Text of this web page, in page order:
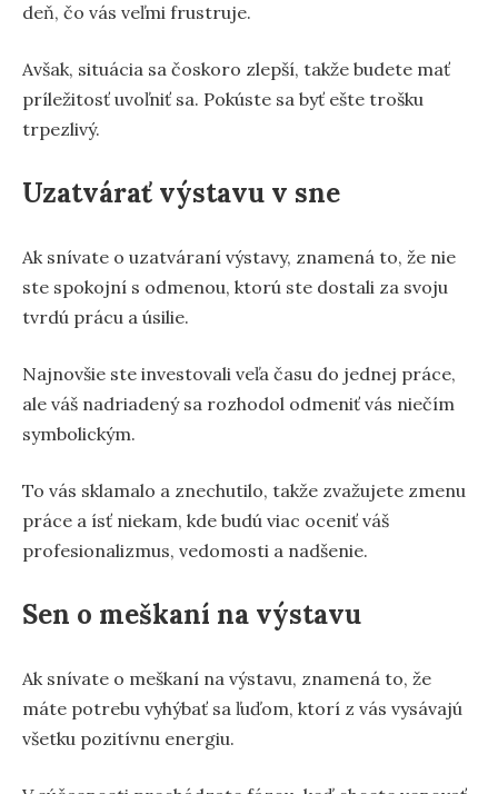
deň, čo vás veľmi frustruje.
Avšak, situácia sa čoskoro zlepší, takže budete mať
príležitosť uvoľniť sa. Pokúste sa byť ešte trošku
trpezlivý.
Uzatvárať výstavu v sne
Ak snívate o uzatváraní výstavy, znamená to, že nie
ste spokojní s odmenou, ktorú ste dostali za svoju
tvrdú prácu a úsilie.
Najnovšie ste investovali veľa času do jednej práce,
ale váš nadriadený sa rozhodol odmeniť vás niečím
symbolickým.
To vás sklamalo a znechutilo, takže zvažujete zmenu
práce a ísť niekam, kde budú viac oceniť váš
profesionalizmus, vedomosti a nadšenie.
Sen o meškaní na výstavu
Ak snívate o meškaní na výstavu, znamená to, že
máte potrebu vyhýbať sa ľuďom, ktorí z vás vysávajú
všetku pozitívnu energiu.